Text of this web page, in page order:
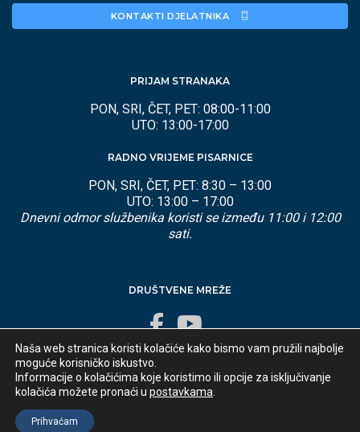
KONTAKTI DJELATNIKA
PRIJAM STRANAKA
PON, SRI, ČET, PET: 08:00-11:00
UTO: 13:00-17:00
RADNO VRIJEME PISARNICE
PON, SRI, ČET, PET: 8:30 – 13:00
UTO: 13:00 – 17:00
Dnevni odmor službenika koristi se između 11:00 i 12:00
sati.
DRUŠTVENE MREŽE
Developed byappydevelopment
Naša web stranica koristi kolačiće kako bismo vam pružili najbolje
moguće korisničko iskustvo.
Informacije o kolačićima koje koristimo ili opcije za isključivanje
kolačića možete pronaći u postavkama
Prihvaćam